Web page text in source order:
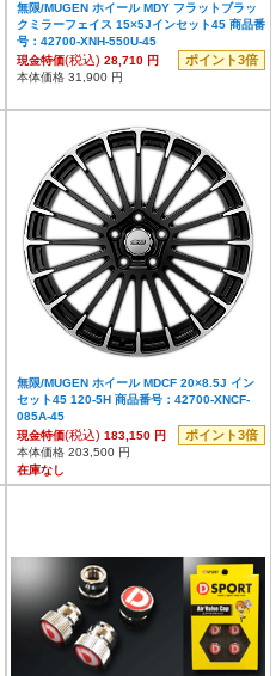
無限/MUGEN ホイール MDY フラットブラッ
クミラーフェイス 15×5Jインセット45 商品番
号：42700-XNH-550U-45
現金特価(税込) 28,710 円 ポイント3倍
本体価格 31,900 円
無限/MUGEN ホイール MDCF 20×8.5J イン
セット45 120-5H 商品番号：42700-XNCF-
085A-45
現金特価(税込) 183,150 円 ポイント3倍
本体価格 203,500 円
在庫なし